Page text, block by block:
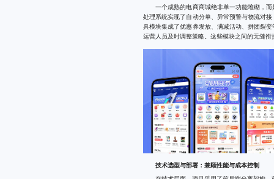
一个成熟的电商商城绝非单一功能堆砌，而
处理系统实现了自动分单、异常预警与物流对
具模块集成了优惠券发放、满减活动、拼团裂
运营人员及时调整策略。这些模块之间的无缝
技术选型与部署：兼顾性能与成本控制